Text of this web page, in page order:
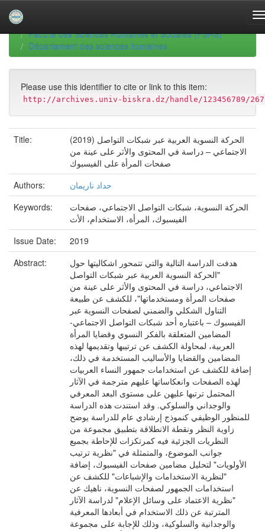
navigationUniversity of Biskra Repository
Faculté des Sciences Humaines et Sociales (FSHS)
Département des sciences humaines
Please use this identifier to cite or link to this item:
http://archives.univ-biskra.dz/handle/123456789/
Title:
(2019) الحركة النسوية العربية عبر شبكات التواصل
الاجتماعي – دراسة في المحتوى والأثر على عينة من
صفحات المرأة على الفيسبوك
Authors:
حداد ناريمان
Keywords:
الحركة النسوية، شبكات التواصل الاجتماعي، صفحات
الفيسبوك، المرأة، الاستخدام، الأث
Issue Date:
2019
Abstract:
هدفت الدراسة التالية والتي تتمحور اشكاليتها حول
"الحركة النسوية العربية عبر شبكات التواصل
الاجتماعي، دراسة في المحتوى والأثر على عينة من
صفحات المرأة ومستخدماتها"، للكشف عن طبيعة
التناول الشكلي والضمني لصفحات النسوية عبر
الفيسبوك – باعتباره أحد شبكات التواصل الاجتماعي-
المضامين المتعلقة بالفكر النسوي وقضايا المرأة
العربية، لمحاولة الكشف عن ترتيبها وتقديمها لهذه
المضامين والقضايا والأساليب المستخدمة في ذلك،
إضافة للكشف عن استخدامات جمهور النساء العربيات
لهذه الصفحات وانعكاساتها عليهم مترجمة في الآثار
المحتمل ترتبها عليهن على مستوى البعد المعرفي
والوجداني والسلوكي. وقد استندت هذه الدراسة
للمنظور الوظيفي كنموذج إرشادي عام للدراسة يوضح
زاوية النظر ونقطة الانطلاقة بتطبيق مجموعة من
النظريات الجزئية فيه كمرتكزات للإحاطة بجميع
جوانب الموضوع، والمتمثلة في "نظرية ترتيب
الأولويات" لتحليل مضامين صفحات الفيسبوك، إضافة
"لنظرية الاستخدامات والإشباعات" للكشف عن
استخدامات الجمهور لصفحات النسوية، ناهيك عن
"نظرية الاعتماد على وسائل الإعلام" لدراسة الآثار
المترتبة عن ذلك الاستخدام في أبعادها المعرفية
والوجدانية والسلوكية، وذلك للإجابة على مجموعة